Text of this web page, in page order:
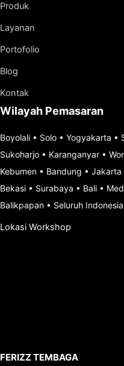
Produk
Layanan
Portofolio
Blog
Kontak
Wilayah Pemasaran
Boyolali • Solo • Yogyakarta •
Sukoharjo • Karanganyar •
Kebumen • Bandung • Jakarta
Bekasi • Surabaya • Bali •
Balikpapan • Seluruh Indonesia
Lokasi Workshop
FERIZZ TEMBAGA